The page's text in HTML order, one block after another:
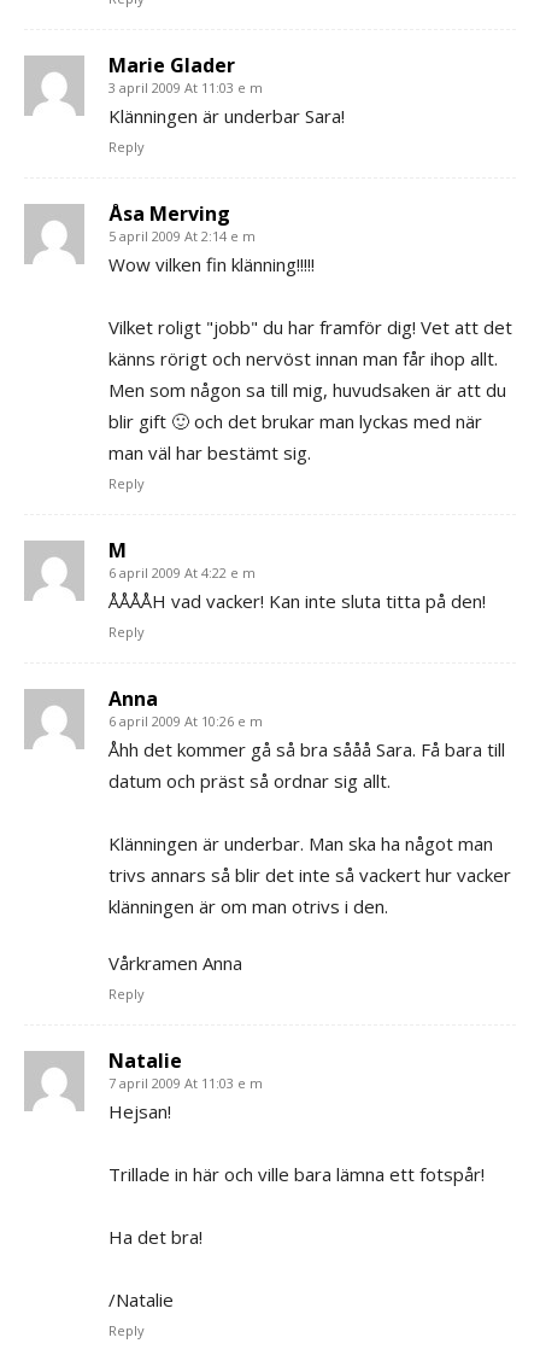
Marie Glader
3 april 2009 At 11:03 e m
Klänningen är underbar Sara!
Reply
Åsa Merving
5 april 2009 At 2:14 e m
Wow vilken fin klänning!!!!!
Vilket roligt "jobb" du har framför dig! Vet att det
känns rörigt och nervöst innan man får ihop allt.
Men som någon sa till mig, huvudsaken är att du
blir gift 🙂 och det brukar man lyckas med när
man väl har bestämt sig.
Reply
M
6 april 2009 At 4:22 e m
ÅÅÅÅH vad vacker! Kan inte sluta titta på den!
Reply
Anna
6 april 2009 At 10:26 e m
Åhh det kommer gå så bra sååå Sara. Få bara till
datum och präst så ordnar sig allt.
Klänningen är underbar. Man ska ha något man
trivs annars så blir det inte så vackert hur vacker
klänningen är om man otrivs i den.
Vårkramen Anna
Reply
Natalie
7 april 2009 At 11:03 e m
Hejsan!
Trillade in här och ville bara lämna ett fotspår!
Ha det bra!
/Natalie
Reply